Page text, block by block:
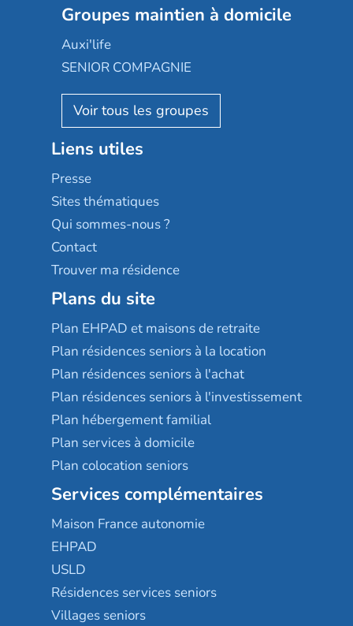
Les jardins d'Arcadie
Occitalia
Appartseniors
Reseda
Stella management
Les villages d'or
Sérénys
Résidences services Villa Médicis
Groupe SOS
Le Noble Âge
Almage
Résidalya
Groupe aplus
Groupes maintien à domicile
Auxi'life
SENIOR COMPAGNIE
AGE D'OR Services
Liens utiles
Presse
Sites thématiques
Qui sommes-nous ?
Contact
Trouver ma résidence
Plans du site
Plan EHPAD et maisons de retraite
Plan résidences seniors à la location
Plan résidences seniors à l'achat
Plan résidences seniors à l'investissement
Plan hébergement familial
Plan services à domicile
Plan colocation seniors
Services complémentaires
Maison France autonomie
EHPAD
USLD
Résidences services seniors
Villages seniors